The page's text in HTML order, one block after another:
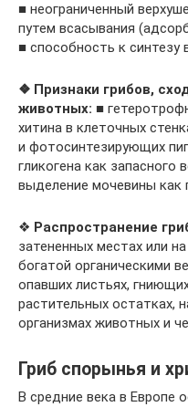
■ неограниченный
путем всасывания
■ способность к синтезу
❖ Признаки грибов,
животных: ■
хитина в клеточных
и фотосинтезирующих
гликогена как запасного
выделение мочевины как
❖ Распространение
затененных местах или
богатой органическими
опавших листьях,
растительных остатках,
организмах животных и
Гриб спорынья и
В средние века в Европе